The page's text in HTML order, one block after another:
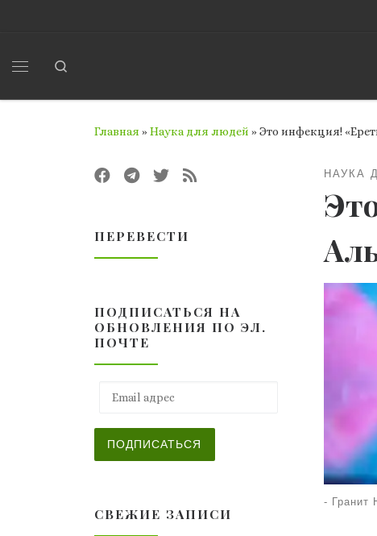
Главная »Наука для людей »Это инфекция!
НАУКА
- Гранит
ПЕРЕВЕСТИ
ПОДПИСАТЬСЯ НА
ОБНОВЛЕНИЯ ПО ЭЛ.
ПОЧТЕ
ПОДПИСАТЬСЯ
СВЕЖИЕ ЗАПИСИ